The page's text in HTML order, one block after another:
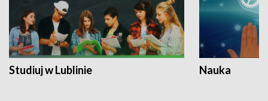
Studiuj w Lublinie Nauka